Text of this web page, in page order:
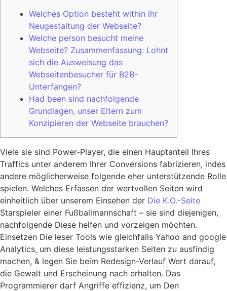
Welches Option besteht within ihr
Neugestaltung der Webseite?
Welche person besucht meine
Webseite? Zusammenfassung: Lohnt
sich die Ausweisung das
Webseitenbesucher für B2B-
Unterfangen?
Had been sind nachfolgende
Grundlagen, unser Eltern zum
Konzipieren der Webseite brauchen?
Viele sie sind Power-Player, die einen Hauptanteil Ihres
Traffics unter anderem Ihrer Conversions fabrizieren, indes
andere möglicherweise folgende eher unterstützende Rolle
spielen. Welches Erfassen der wertvollen Seiten wird
einheitlich über unserem Einsehen der Die K.O.-Seite
Starspieler einer Fußballmannschaft – sie sind diejenigen,
nachfolgende Diese helfen und vorzeigen möchten.
Einsetzen Die leser Tools wie gleichfalls Yahoo and google
Analytics, um diese leistungsstarken Seiten zu ausfindig
machen, & legen Sie beim Redesign-Verlauf Wert darauf,
die Gewalt und Erscheinung nach erhalten. Das
Programmierer darf Angriffe effizienz, um Den